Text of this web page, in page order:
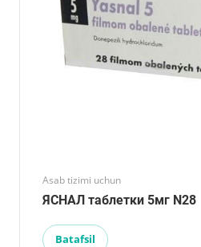
Asab tizimi uchun
ЯСНАЛ таблетки 5мг N28
Batafsil